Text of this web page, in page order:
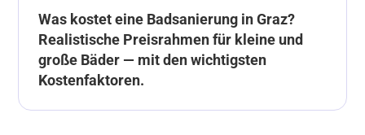
Was kostet eine Badsanierung in Graz?
Realistische Preisrahmen für kleine und
große Bäder — mit den wichtigsten
Kostenfaktoren.